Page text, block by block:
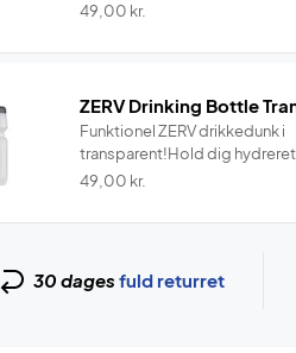
49,00 kr.
ZERV Drinking Bottle
Funktionel ZERV drikkedunk i
transparent!Hold dig hydreret -
Info
49,00 kr.
30 dages fuld returret